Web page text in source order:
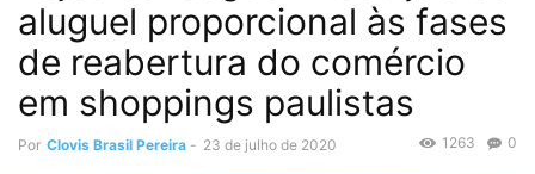
aluguel proporcional às fases
de reabertura do comércio
em shoppings paulistas
Por Clovis Brasil Pereira - 23 de julho de 2020 0
1263